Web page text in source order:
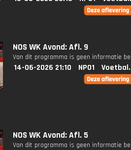
NOS WK Avond: Afl. 9
Van dit programma is geen informatie
14-06-2026 21:10 NPO1
NOS WK Avond: Afl. 5
Van dit programma is geen informatie